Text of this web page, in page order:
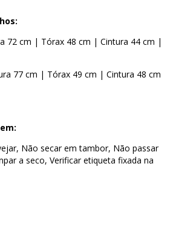
72 cm | Tórax 48 cm | Cintura 44 cm |
77 cm | Tórax 49 cm | Cintura 48 cm
Não secar em tambor, Não passar
a seco, Verificar etiqueta fixada na